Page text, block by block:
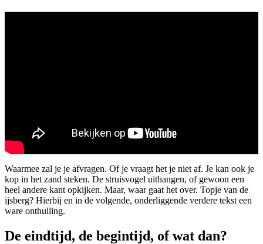
Waarmee zal je je afvragen. Of je vraagt het je niet af. Je kan ook je
kop in het zand steken. De struisvogel uithangen, of gewoon een
heel andere kant opkijken. Maar, waar gaat het over. Topje van de
ijsberg? Hierbij en in de volgende, onderliggende verdere tekst een
ware onthulling.
De eindtijd, de begintijd, of wat dan?